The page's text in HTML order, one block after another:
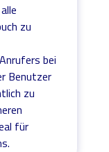
zu
bei
Benutzer
zu
für